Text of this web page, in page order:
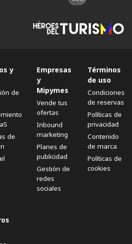
y
de
de
Empresas
y
Mipymes
Vende tus
ofertas
Inbound
marketing
Planes de
publicidad
Gestión de
redes
sociales
Términos
de uso
Condiciones
de reservas
Políticas de
privacidad
Contenido
de marca
Políticas de
cookies